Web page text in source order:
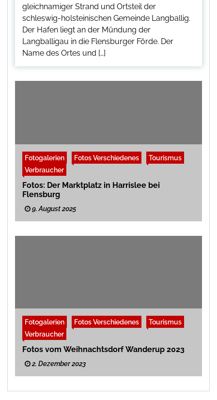
gleichnamiger Strand und Ortsteil der
schleswig-holsteinischen Gemeinde Langballig.
Der Hafen liegt an der Mündung der
Langballigau in die Flensburger Förde. Der
Name des Ortes und […]
Fotogalerien Fotos Verschiedenes
Tourismus
Verbraucher
Fotos: Der Marktplatz in Harrislee bei
Flensburg
9. August 2025
Fotogalerien Fotos Verschiedenes
Tourismus
Verbraucher
Fotos vom Weihnachtsdorf Wanderup 2023
2. Dezember 2023